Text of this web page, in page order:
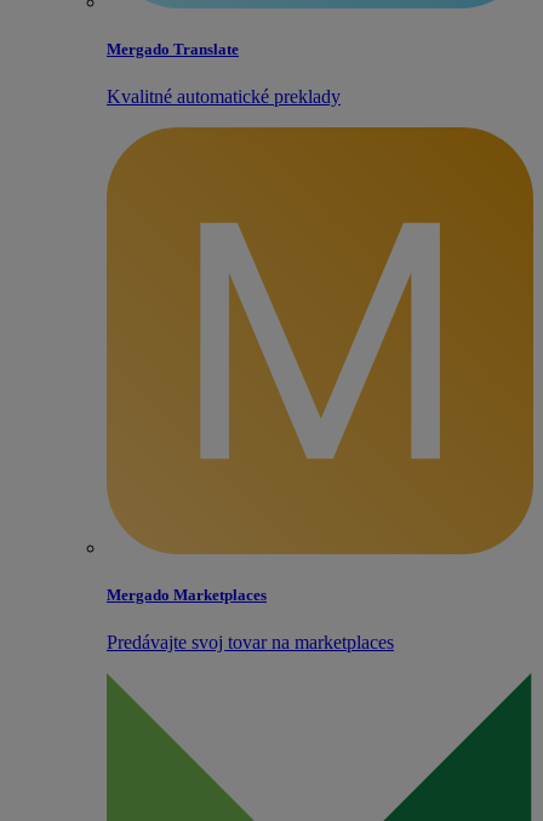
Mergado Translate
Kvalitné automatické preklady
Mergado Marketplaces
Predávajte svoj tovar na marketplaces